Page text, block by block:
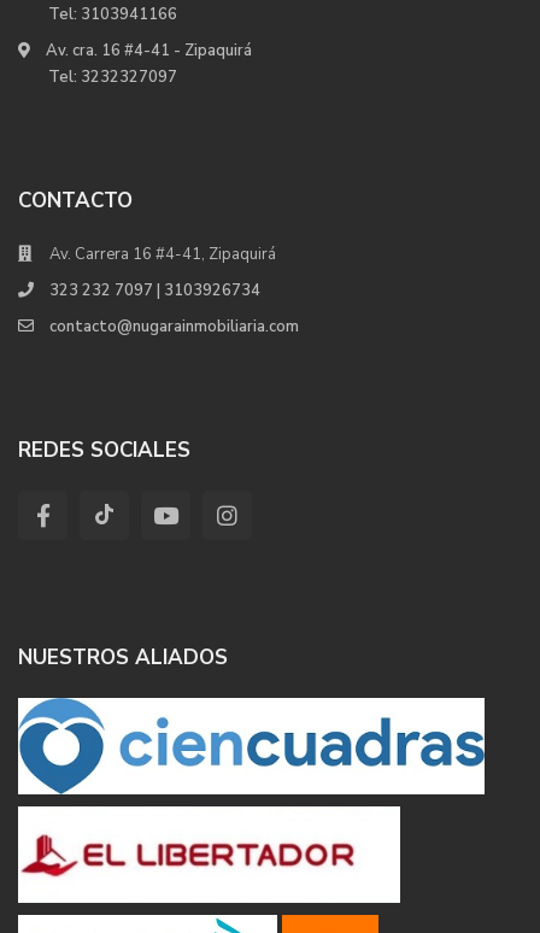
Tel: 3103941166
Av. cra. 16 #4-41 - Zipaquirá
Tel: 3232327097
CONTACTO
Av. Carrera 16 #4-41, Zipaquirá
323 232 7097 | 3103926734
contacto@nugarainmobiliaria.com
REDES SOCIALES
NUESTROS ALIADOS